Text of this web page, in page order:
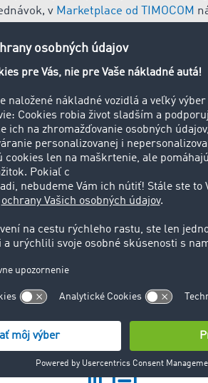
v Marketplace od TIMOCOM
na cievku (Coil = anglicky pre
navinutý oceľový drôt ako polotovar.
zliatiny medzi výrobcami